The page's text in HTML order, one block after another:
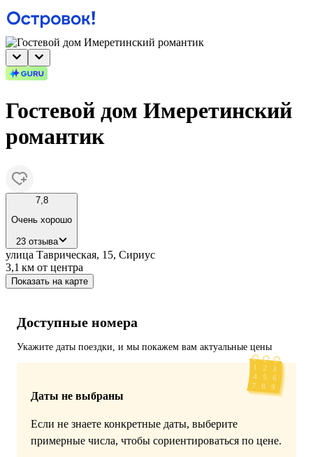
Гостевой дом Имеретинский
романтик
7,8
Очень хорошо
23 отзыва
улица Таврическая, 15, Сириус
3,1 км от центра
Показать на карте
Доступные номера
Укажите даты поездки, и мы покажем вам актуальные цены
Даты не выбраны
Если не знаете конкретные даты, выберите
примерные числа, чтобы сориентироваться по цене.